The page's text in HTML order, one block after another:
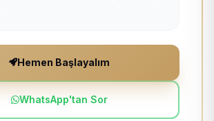
Hemen Başlayalım
WhatsApp'tan Sor